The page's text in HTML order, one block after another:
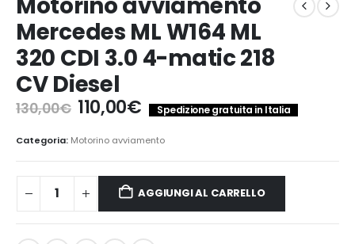
Motorino avviamento
Mercedes ML W164 ML
320 CDI 3.0 4-matic 218
CV Diesel
130,00€ Il
originale
era:
130,00€.
110,00€Il
prezzo
attuale
è:
110,00€.
Spedizione gratuita in Italia
Categoria: Motorino avviamento
AGGIUNGI AL CARRELLO